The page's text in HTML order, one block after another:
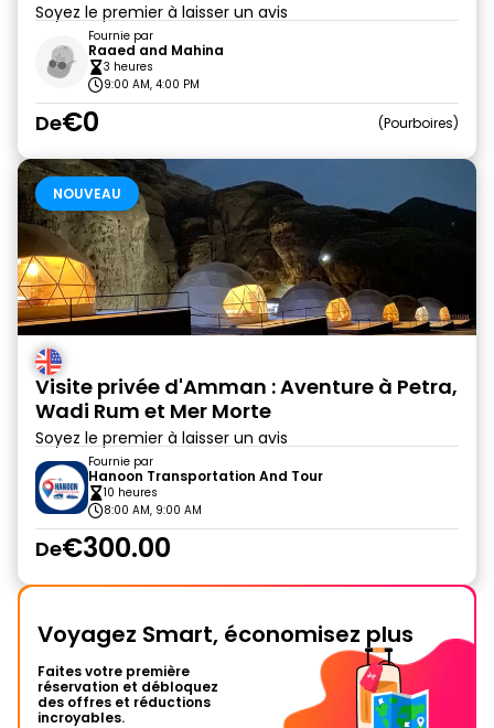
Soyez le premier à laisser un avis
Fournie par
Raaed and Mahina
3 heures
9:00 AM, 4:00 PM
De€0 Pourboires
NOUVEAU
Visite privée d'Amman : Aventure à Petra,
Wadi Rum et Mer Morte
Soyez le premier à laisser un avis
Fournie par
Hanoon Transportation And Tour
10 heures
8:00 AM, 9:00 AM
De€300.00
Voyagez Smart, économisez plus
Faites votre première
réservation et débloquez
des offres et réductions
incroyables.